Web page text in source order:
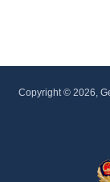
Copyright © 2026,